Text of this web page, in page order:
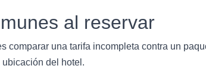
al reservar
comparar una tarifa incompleta contra un
del hotel.